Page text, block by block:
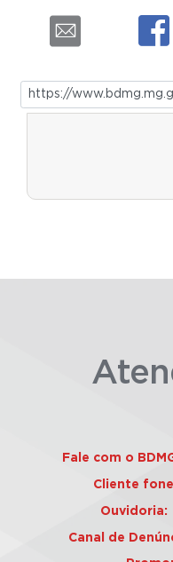
Fale com o
Cliente
Ouvidoria:
Canal de